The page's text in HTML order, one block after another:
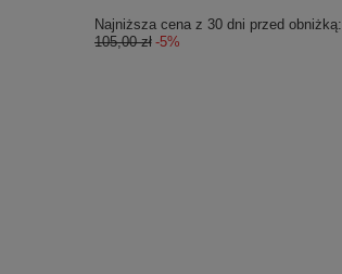
Najniższa cena z 30 dni przed obniżką:
105,00 zł -5%